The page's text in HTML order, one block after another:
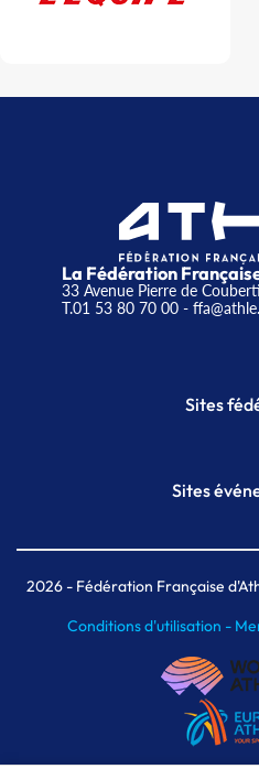
La Fédération
33 Avenue Pierre de
T.01 53 80 70 00-
Sites
Plateforme
Sites
Meeting de
MAIF
2026- Fédération Française
Conditions d'utilisation -